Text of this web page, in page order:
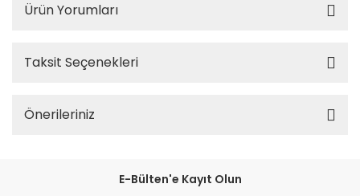
Ürün Yorumları
Taksit Seçenekleri
Önerileriniz
E-Bülten'e Kayıt Olun